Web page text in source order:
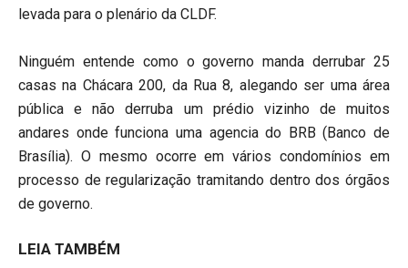
levada para o plenário da CLDF.
Ninguém entende como o governo manda derrubar 25
casas na Chácara 200, da Rua 8, alegando ser uma área
pública e não derruba um prédio vizinho de muitos
andares onde funciona uma agencia do BRB (Banco de
Brasília). O mesmo ocorre em vários condomínios em
processo de regularização tramitando dentro dos órgãos
de governo.
LEIA TAMBÉM